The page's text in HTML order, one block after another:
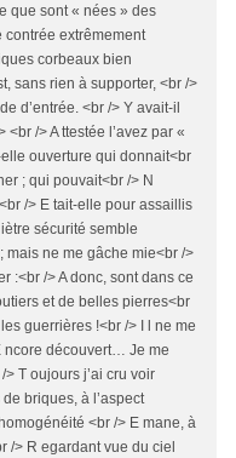
que sont « nées » des
contrée extrêmement
corbeaux bien
sans rien à supporter, <br />
d’entrée. <br /> Y avait-il
/> A ttestée l’avez par «
ouverture qui donnait<br
; qui pouvait<br /> N
/> E tait-elle pour assaillis
sécurité semble
mais ne me gâche mie<br />
:<br /> A donc, sont dans ce
et de belles pierres<br
guerrières !<br /> I l ne me
ncore découvert… Je me
> T oujours j’ai cru voir
briques, à l’aspect
<br /> E mane, à
/> R egardant vue du ciel